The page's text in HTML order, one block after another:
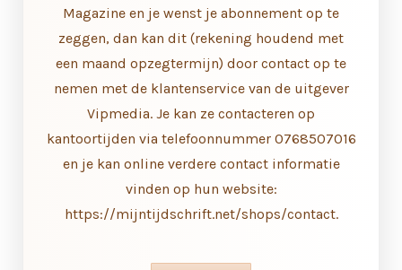
Magazine en je wenst je abonnement op te
zeggen, dan kan dit (rekening houdend met
een maand opzegtermijn) door contact op te
nemen met de klantenservice van de uitgever
Vipmedia. Je kan ze contacteren op
kantoortijden via telefoonnummer 0768507016
en je kan online verdere contact informatie
vinden op hun website:
https://mijntijdschrift.net/shops/contact.